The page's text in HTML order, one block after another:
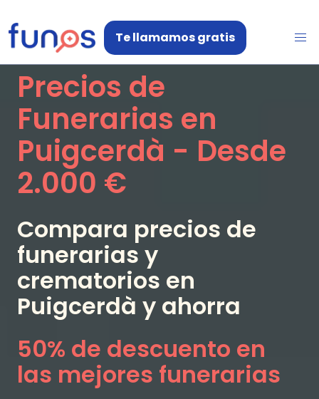
Te llamamos gratis
Precios de
Funerarias en
Puigcerdà - Desde
2.000 €
Compara precios de
funerarias y
crematorios en
Puigcerdà y ahorra
50% de descuento en
las mejores funerarias